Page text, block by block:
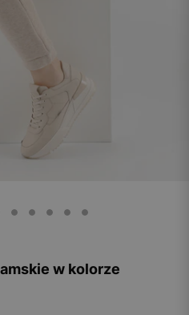
w kolorze